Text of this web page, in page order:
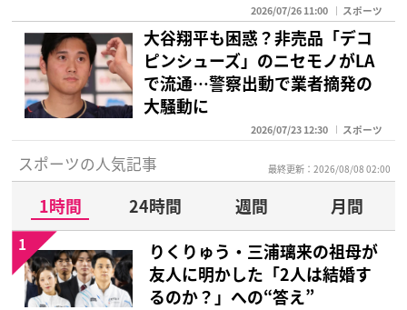
2026/07/26 11:00 スポーツ
大谷翔平も困惑？非売品「デコ
ピンシューズ」のニセモノがLA
で流通…警察出動で業者摘発の
大騒動に
2026/07/23 12:30 スポーツ
スポーツの人気記事 最終更新：2026/08/08 02:00
1時間 24時間 週間
月間
りくりゅう・三浦璃来の祖母が
友人に明かした「2人は結婚す
るのか？」への“答え”
1